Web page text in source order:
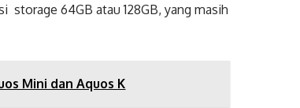
storage 64GB atau 128GB, yang masih
Mini dan Aquos K